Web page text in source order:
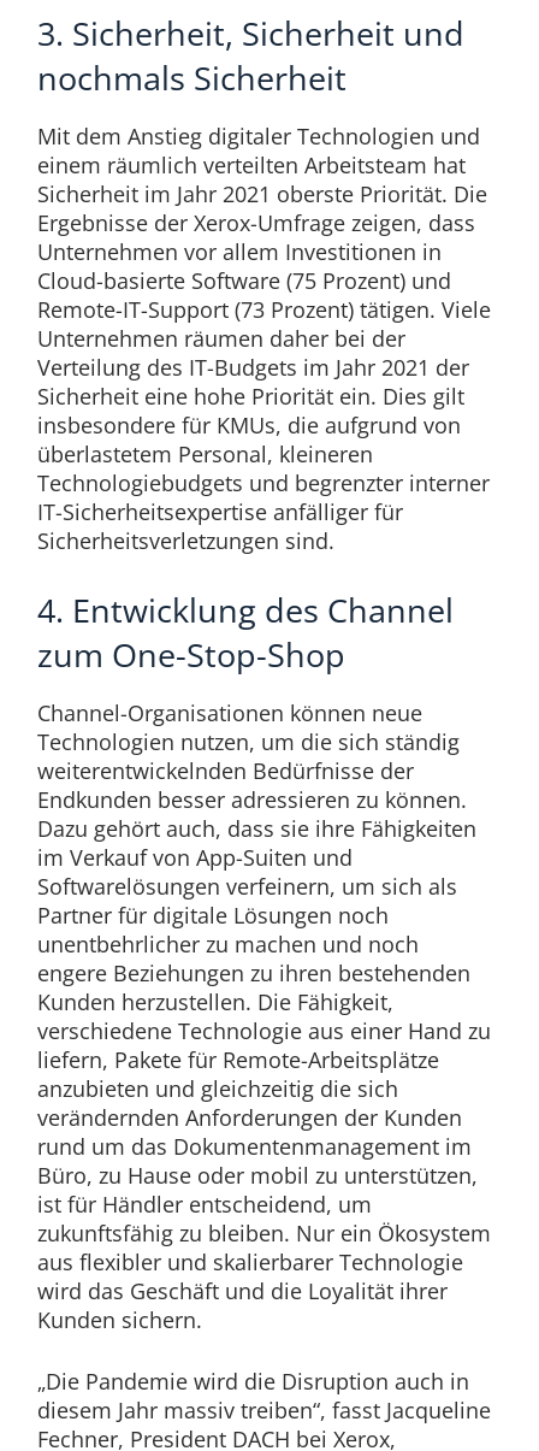
3. Sicherheit, Sicherheit und
nochmals Sicherheit
Mit dem Anstieg digitaler Technologien und
einem räumlich verteilten Arbeitsteam hat
Sicherheit im Jahr 2021 oberste Priorität. Die
Ergebnisse der Xerox-Umfrage zeigen, dass
Unternehmen vor allem Investitionen in
Cloud-basierte Software (75 Prozent) und
Remote-IT-Support (73 Prozent) tätigen. Viele
Unternehmen räumen daher bei der
Verteilung des IT-Budgets im Jahr 2021 der
Sicherheit eine hohe Priorität ein. Dies gilt
insbesondere für KMUs, die aufgrund von
überlastetem Personal, kleineren
Technologiebudgets und begrenzter interner
IT-Sicherheitsexpertise anfälliger für
Sicherheitsverletzungen sind.
4. Entwicklung des Channel
zum One-Stop-Shop
Channel-Organisationen können neue
Technologien nutzen, um die sich ständig
weiterentwickelnden Bedürfnisse der
Endkunden besser adressieren zu können.
Dazu gehört auch, dass sie ihre Fähigkeiten
im Verkauf von App-Suiten und
Softwarelösungen verfeinern, um sich als
Partner für digitale Lösungen noch
unentbehrlicher zu machen und noch
engere Beziehungen zu ihren bestehenden
Kunden herzustellen. Die Fähigkeit,
verschiedene Technologie aus einer Hand zu
liefern, Pakete für Remote-Arbeitsplätze
anzubieten und gleichzeitig die sich
verändernden Anforderungen der Kunden
rund um das Dokumentenmanagement im
Büro, zu Hause oder mobil zu unterstützen,
ist für Händler entscheidend, um
zukunftsfähig zu bleiben. Nur ein Ökosystem
aus flexibler und skalierbarer Technologie
wird das Geschäft und die Loyalität ihrer
Kunden sichern.
„Die Pandemie wird die Disruption auch in
diesem Jahr massiv treiben“, fasst Jacqueline
Fechner, President DACH bei Xerox,